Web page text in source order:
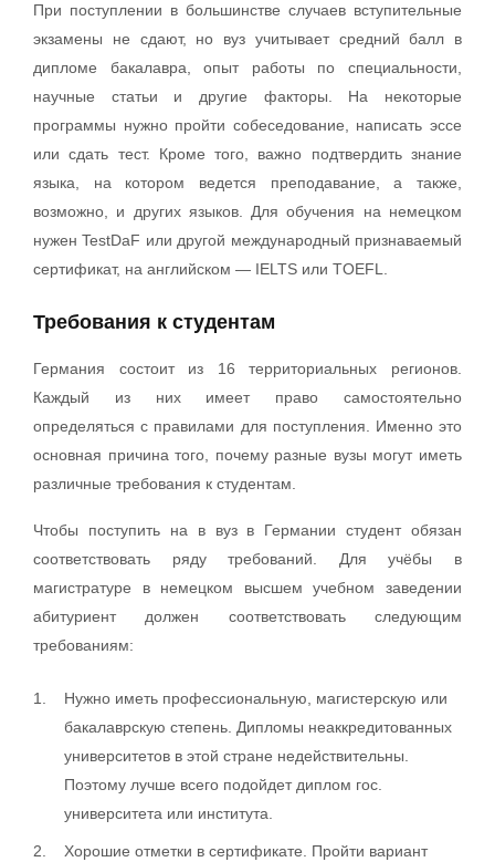
При поступлении в большинстве случаев вступительные
экзамены не сдают, но вуз учитывает средний балл в
дипломе бакалавра, опыт работы по специальности,
научные статьи и другие факторы. На некоторые
программы нужно пройти собеседование, написать эссе
или сдать тест. Кроме того, важно подтвердить знание
языка, на котором ведется преподавание, а также,
возможно, и других языков. Для обучения на немецком
нужен TestDaF или другой международный признаваемый
сертификат, на английском — IELTS или TOEFL.
Требования к студентам
Германия состоит из 16 территориальных регионов.
Каждый из них имеет право самостоятельно
определяться с правилами для поступления. Именно это
основная причина того, почему разные вузы могут иметь
различные требования к студентам.
Чтобы поступить на в вуз в Германии студент обязан
соответствовать ряду требований. Для учёбы в
магистратуре в немецком высшем учебном заведении
абитуриент должен соответствовать следующим
требованиям:
Нужно иметь профессиональную, магистерскую или
бакалаврскую степень. Дипломы неаккредитованных
университетов в этой стране недействительны.
Поэтому лучше всего подойдет диплом гос.
университета или института.
Хорошие отметки в сертификате. Пройти вариант